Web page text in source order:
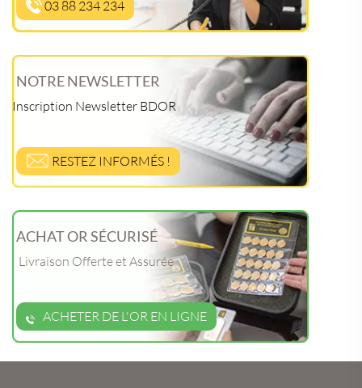
03 88 234 234
NOTRE NEWSLETTER
Inscription Newsletter BDOR
RESTEZ INFORMÉS !
ACHAT OR SÉCURISÉ
Livraison Offerte et Assurée
ACHETER DE L'OR EN LIGNE